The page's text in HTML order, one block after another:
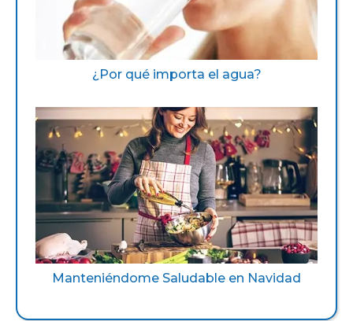
¿Por qué importa el agua?
Manteniéndome Saludable en Navidad